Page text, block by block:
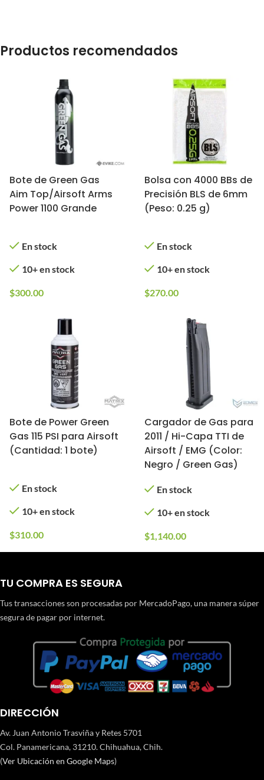
Productos recomendados
Bote de Green Gas
Aim Top/Airsoft Arms
Power 1100 Grande
En stock
10+ en stock
$300.00
Bolsa con 4000 BBs de
Precisión BLS de 6mm
(Peso: 0.25 g)
En stock
10+ en stock
$270.00
Bote de Power Green
Gas 115 PSI para Airsoft
(Cantidad: 1 bote)
En stock
10+ en stock
$310.00
Cargador de Gas para
2011 / Hi-Capa TTI de
Airsoft / EMG (Color:
Negro / Green Gas)
En stock
10+ en stock
$1,140.00
TU COMPRA ES SEGURA
Tus transacciones son procesadas por MercadoPago, una manera súper
segura de pagar por internet.
DIRECCIÓN
Av. Juan Antonio Trasviña y Retes 5701
Col. Panamericana, 31210. Chihuahua, Chih.
(Ver Ubicación en Google Maps)